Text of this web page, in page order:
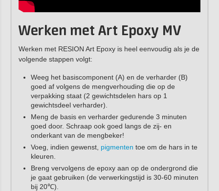
Werken met Art Epoxy MV
Werken met RESION Art Epoxy is heel eenvoudig als je de
volgende stappen volgt:
Weeg het basiscomponent (A) en de verharder (B)
goed af volgens de mengverhouding die op de
verpakking staat (2 gewichtsdelen hars op 1
gewichtsdeel verharder).
Meng de basis en verharder gedurende 3 minuten
goed door. Schraap ook goed langs de zij- en
onderkant van de mengbeker!
Voeg, indien gewenst, pigmenten toe om de hars in te
kleuren.
Breng vervolgens de epoxy aan op de ondergrond die
je gaat gebruiken (de verwerkingstijd is 30-60 minuten
bij 20℃).